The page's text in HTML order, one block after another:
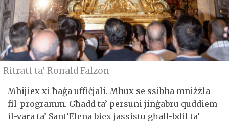
Ritratt ta' Ronald Falzon
Mhijiex xi ħaġa uffiċjali. Mhux se ssibha mniżżla
fil-programm. Għadd ta’ persuni jinġabru quddiem
il-vara ta’ Sant’Elena biex jassistu għall-bdil ta’